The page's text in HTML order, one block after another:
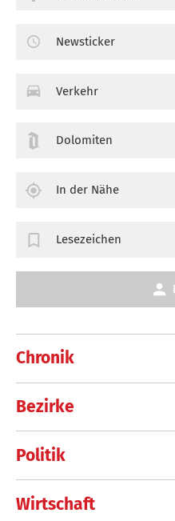
Chronik
Bezirke
Politik
Wirtschaft
Newsticker
Verkehr
Dolomiten
In der Nähe
Lesezeichen